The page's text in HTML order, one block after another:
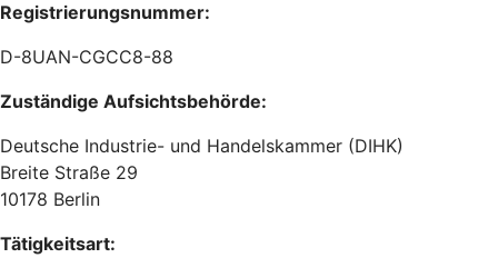
Registrierungsnummer:
D-8UAN-CGCC8-88
Zuständige Aufsichtsbehörde:
Deutsche Industrie- und Handelskammer (DIHK)
Breite Straße 29
10178 Berlin
Tätigkeitsart: